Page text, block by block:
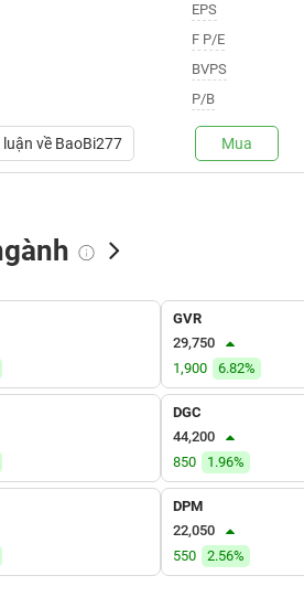
EPS
F P/E
BVPS
P/B
về BaoBi277 Mua
Tự doanh mua
GVR
29,750
1,900
6.82%
DGC
44,200
850
1.96%
DPM
22,050
550
2.56%